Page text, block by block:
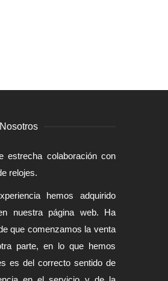
estrecha colaboración con
relojes.
hemos adquirido
nuestra página web. Ha
que comenzamos la venta
parte, en lo que hemos
es del correcto sentido de